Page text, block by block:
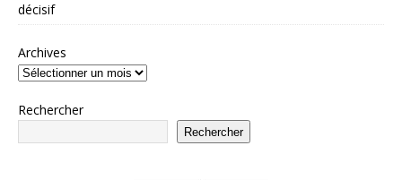
décisif
Archives
Rechercher
Rechercher